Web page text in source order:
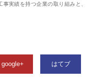
事実績を持つ企業の取り組みと、
google+ はてブ